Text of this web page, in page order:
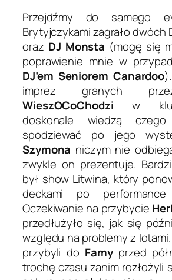
Przejdźmy do samego
Brytyjczykami zagrało dwóch
oraz DJ Monsta (mogę się
poprawienie mnie w
DJ’em Seniorem Canardoo
imprez granych
WieszOCoChodzi w
doskonale wiedzą
spodziewać po jego
Szymona niczym nie
zwykle on prezentuje.
był show Litwina, który
deckami po performance
Oczekiwanie na przybycie
przedłużyło się, jak się
względu na problemy z
przybyli do Famyprzed
trochę czasu zanim rozłożyli